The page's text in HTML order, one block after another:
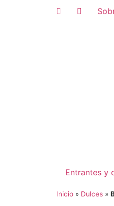
Entrantes y
Inicio » Dulces »